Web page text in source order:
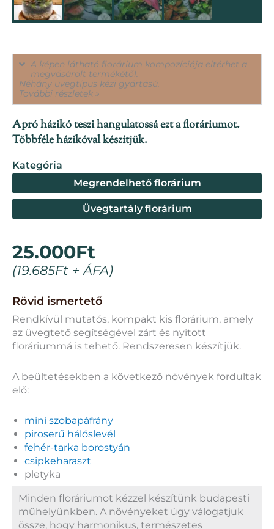
A képen látható florárium kompozíciója eltérhet a
megvásárolt termékétől.
Néhány üvegtípus kézi gyártású.
További részletek »
Apró házikó teszi hangulatossá ezt a floráriumot.
Többféle házikóval készítjük.
Kategória
Megrendelhető florárium
Üvegtartály florárium
25.000Ft
(19.685Ft + ÁFA)
Rövid ismertető
Rendkívül mutatós, kompakt kis florárium, amely
az üvegtető segítségével zárt és nyitott
floráriummá is tehető. Rendszeresen készítjük.
A beültetésekben a következő növények fordultak
elő:
mini szobapáfrány
piroserű hálóslevél
fehér-tarka borostyán
csipkeharaszt
pletyka
Minden floráriumot kézzel készítünk budapesti
műhelyünkben. A növényeket úgy válogatjuk
össze, hogy harmonikus, természetes